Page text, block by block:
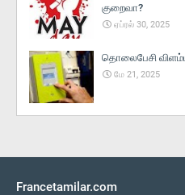
குறைவா?
ஏப்ரல் 30, 2025
தொலைபேசி
மே 21, 2025
Francetamilar.com